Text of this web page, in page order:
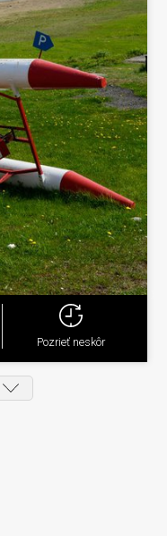
Pozrieť neskôr